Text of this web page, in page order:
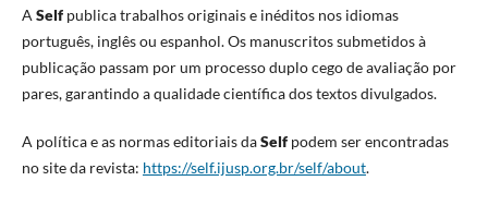
A Selfpublica trabalhos originais e inéditos nos idiomas
português, inglês ou espanhol. Os manuscritos submetidos à
publicação passam por um processo duplo cego de avaliação por
pares, garantindo a qualidade científica dos textos divulgados.
A política e as normas editoriais daSelfpodem ser encontradas
no site da revista: https://self.ijusp.org.br/self/about.